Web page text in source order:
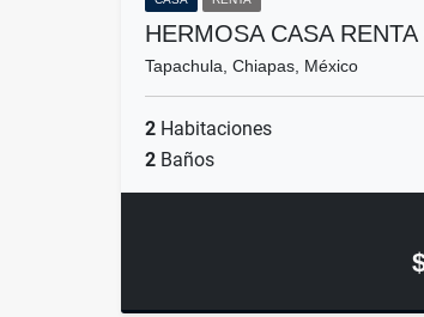
HERMOSA CASA
Tapachula, Chiapas, México
2 Habitaciones
2 Baños